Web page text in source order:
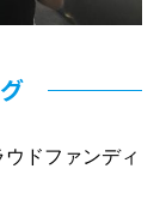
ドファンディ